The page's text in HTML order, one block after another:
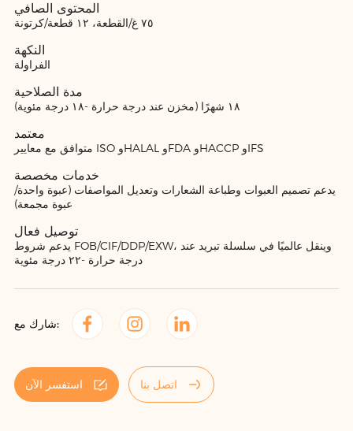
المحتوى الصافي
٧٥ غ/القطعة، ١٢ قطعة/كرتونة
النكهة
الفراولة
مدة الصلاحية
١٨ شهرًا (مخزن عند درجة حرارة -١٨ درجة مئوية)
معتمد
متوافق مع معايير ISO وHALAL وFDA وHACCP وIFS
خدمات مخصصة
يدعم تصميم العبوات وطباعة الشعارات وتعديل المواصفات (عبوة واحدة/
عبوة مجمعة)
توصيل فعال
يدعم شروط FOB/CIF/DDP/EXW، وينقل عالميًا في سلسلة تبريد عند
درجة حرارة -٢٢ درجة مئوية
شارك مع:
استفسر الآن اتصل بنا